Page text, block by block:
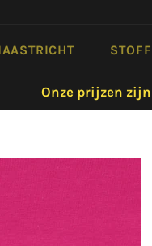
Onze prijzen zijn